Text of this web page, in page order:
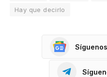
Hay que decirlo